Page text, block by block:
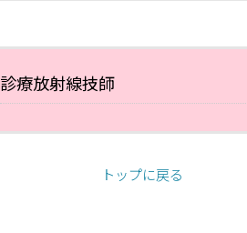
診療放射線技師
トップに戻る